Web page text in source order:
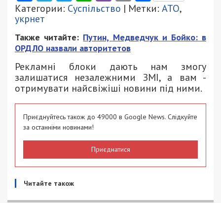
Категории: Суспільство | Метки: АТО,
укрнет
Также читайте: Путин, Медведчук и Бойко: в
ОРДЛО назвали авторитетов
Рекламні блоки дають нам змогу
залишатися незалежними ЗМІ, а вам -
отримувати найсвіжіші новини під ними.
Приєднуйтесь також до 49000 в Google News. Слідкуйте
за останніми новинами!
Приєднатися
Читайте також